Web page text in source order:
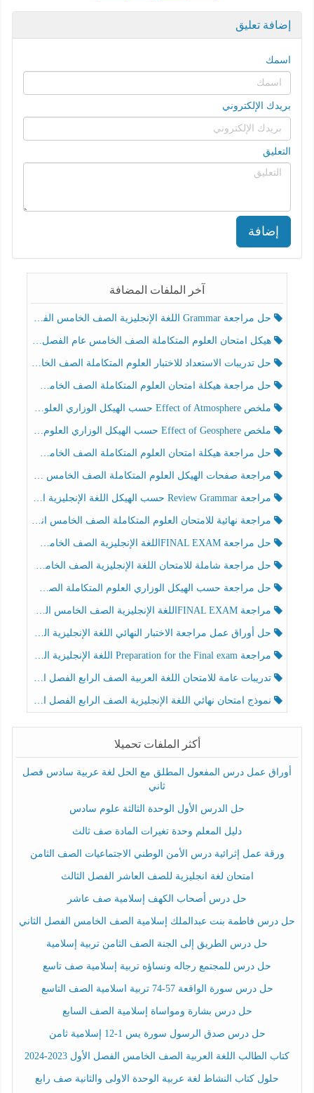
إضافة تعليق
اسمك
بريدك الإلكتروني
التعليق
إضافة
آخر الملفات المضافة
حل مراجعة Grammar اللغة الإنجليزية الصف الخامس الفصل الثالث
هيكل امتحان العلوم المتكاملة الصف الخامس عام الفصل الدراسي الثالث 2025-2026
حل تدريبات الاستعداد للاختبار العلوم المتكاملة الصف الخامس عام الفصل الثالث
حل مراجعة هيكلة امتحان العلوم المتكاملة الصف الخامس انسبير الفصل الثالث
ملخص Effect of Atmosphere حسب الهيكل الوزاري العلوم المتكاملة الصف الخامس انسبير الفصل الثالث
ملخص Effect of Geosphere حسب الهيكل الوزاري العلوم المتكاملة الصف الخامس انسبير الفصل الثالث
حل مراجعة هيكلة امتحان العلوم المتكاملة الصف الخامس عام الفصل الثالث
مراجعة صفحات الهيكل العلوم المتكاملة الصف الخامس انسبير الفصل الثالث
مراجعة Review Grammar حسب الهيكل اللغة الإنجليزية الصف الخامس الفصل الثالث
مراجعة نهائية للامتحان العلوم المتكاملة الصف الخامس انسبير الفصل الثالث
حل مراجعة FINAL EXAMاللغة الإنجليزية الصف الخامس الفصل الثالث
حل مراجعة شاملة للامتحان اللغة الإنجليزية الصف الخامس الفصل الثالث
حل مراجعة حسب الهيكل الوزاري العلوم المتكاملة الصف الخامس عام الفصل الثالث
مراجعة FINAL EXAMاللغة الإنجليزية الصف الخامس الفصل الثالث
حل أوراق عمل مراجعة الاختبار النهائي اللغة الإنجليزية الصف الرابع الفصل الثالث
مراجعة Preparation for the Final exam اللغة الإنجليزية الصف الرابع الفصل الثالث
تدريبات عامة للامتحان اللغة العربية الصف الرابع الفصل الثالث
نموذج امتحان نهائي اللغة الإنجليزية الصف الرابع الفصل الثالث
أكثر الملفات تحميلا
أوراق عمل درس المفعول المطلق مع الحل لغة عربية سادس فصل
ثاني
حل الدرس الأول الوحدة الثالثة علوم سادس
دليل المعلم وحدة تغيرات المادة صف ثالث
ورقة عمل إثرائية درس الأمن الوطني الاجتماعيات الصف الثامن
امتحان لغة انجليزية للصف العاشر الفصل الثالث
حل درس أصحاب الكهف إسلامية صف عاشر
حل درس فاطمة بنت عبدالملك إسلامية الصف الخامس الفصل الثاني
حل درس الطريق إلى الجنة الصف الثامن تربية إسلامية
حل درس للمجتمع رجاله ونساؤه تربية إسلامية صف تاسع
حل درس سورة الواقعة 57-74 تربية اسلامية الصف التاسع
حل درس بشارة ومواساة إسلامية الصف السابع
حل درس صدق الرسول سورة يس 1-12 إسلامية ثامن
كتاب الطالب اللغة العربية الصف الخامس الفصل الأول 2023-2024
حلول كتاب النشاط لغة عربية الوحدة الاولى والثانية صف رابع